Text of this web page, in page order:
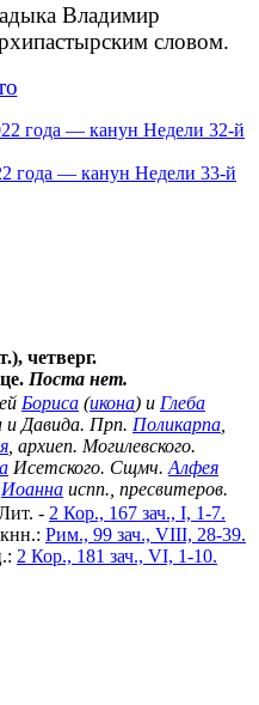
Владимир
словом.
года — канун Недели 32-й
года — канун Недели 33-й
четверг.
Поста нет.
Бориса (икона) и Глеба
и Давида. Прп. Поликарпа
, архиеп. Могилевского.
Исетского. Сщмч. Алфея
Иоанна испп., пресвитеров.
- 2 Кор., 167 зач., I, 1-7.
Рим., 99 зач., VIII, 28-39.
2 Кор., 181 зач., VI, 1-10.